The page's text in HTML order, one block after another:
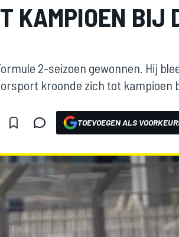
KAMPIOEN BIJ
2-seizoen gewonnen. Hij
kroonde zich tot kampioen
TOEVOEGEN ALS